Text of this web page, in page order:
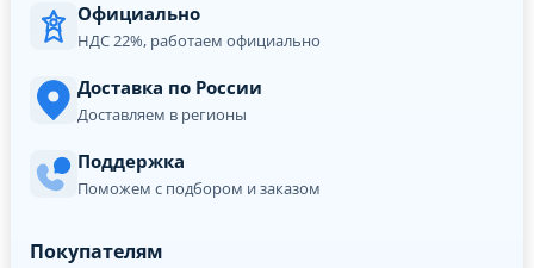
Официально
НДС 22%, работаем официально
Доставка по России
Доставляем в регионы
Поддержка
Поможем с подбором и заказом
Покупателям